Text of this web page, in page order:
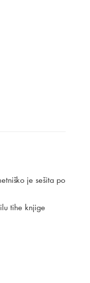
je sešita po
tihe knjige